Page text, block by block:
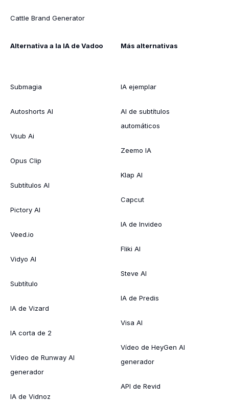
Cattle Brand Generator
Alternativa a la IA de Vadoo
Submagia
Autoshorts AI
Vsub Ai
Opus Clip
Subtítulos AI
Pictory AI
Veed.io
Vidyo AI
Subtítulo
IA de Vizard
IA corta de 2
Vídeo de Runway AI
generador
IA de Vidnoz
Más alternativas
IA ejemplar
AI de subtítulos
automáticos
Zeemo IA
Klap AI
Capcut
IA de Invideo
Fliki AI
Steve AI
IA de Predis
Visa AI
Vídeo de HeyGen AI
generador
API de Revid